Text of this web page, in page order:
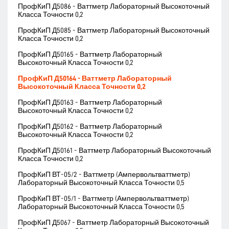
ПрофКиП Д5086 - Ваттметр Лабораторный Высокоточный
Класса Точности 0,2
ПрофКиП Д5085 - Ваттметр Лабораторный Высокоточный
Класса Точности 0,2
ПрофКиП Д50165 - Ваттметр Лабораторный
Высокоточный Класса Точности 0,2
ПрофКиП Д50164 - Ваттметр Лабораторный
Высокоточный Класса Точности 0,2
ПрофКиП Д50163 - Ваттметр Лабораторный
Высокоточный Класса Точности 0,2
ПрофКиП Д50162 - Ваттметр Лабораторный
Высокоточный Класса Точности 0,2
ПрофКиП Д50161 - Ваттметр Лабораторный Высокоточный
Класса Точности 0,2
ПрофКиП ВТ-05/2 - Ваттметр (Ампервольтваттметр)
Лабораторный Высокоточный Класса Точности 0,5
ПрофКиП ВТ-05/1 - Ваттметр (Ампервольтваттметр)
Лабораторный Высокоточный Класса Точности 0,5
ПрофКиП Д5067 - Ваттметр Лабораторный Высокоточный